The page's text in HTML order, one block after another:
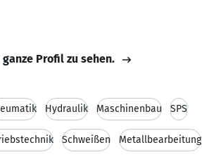
Profil zu sehen.
Hydraulik Maschinenbau SPS
Schweißen Metallbearbeitung